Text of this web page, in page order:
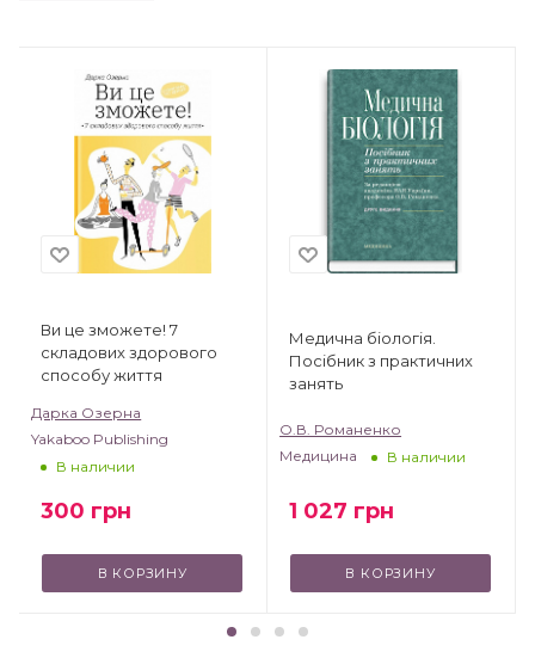
Ви це зможете! 7
складових здорового
способу життя
Дарка Озерна
Yakaboo Publishing
В наличии
300 грн
В КОРЗИНУ
Медична біологія.
Посібник з практичних
занять
О.В. Романенко
Медицина
В наличии
1 027 грн
В КОРЗИНУ